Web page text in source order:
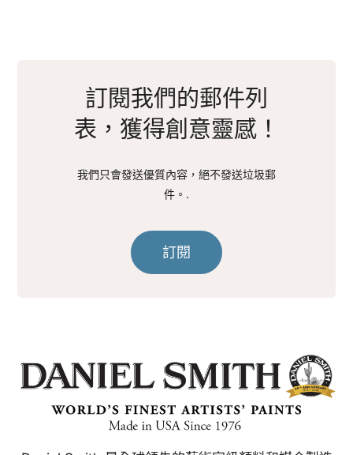
訂閱我們的郵件列
表，獲得創意靈感！
我們只會發送優質內容，絕不發送垃圾郵
件。.
訂閱